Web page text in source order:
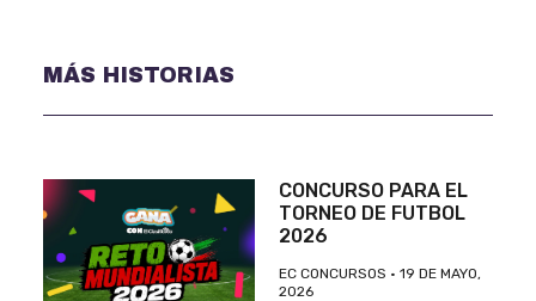
MÁS HISTORIAS
CONCURSO PARA EL
TORNEO DE FUTBOL
2026
EC CONCURSOS
19 DE MAYO,
2026